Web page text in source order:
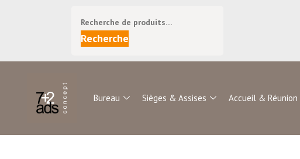
Recherche
Bureau Sièges & Assises Accueil & Réunion